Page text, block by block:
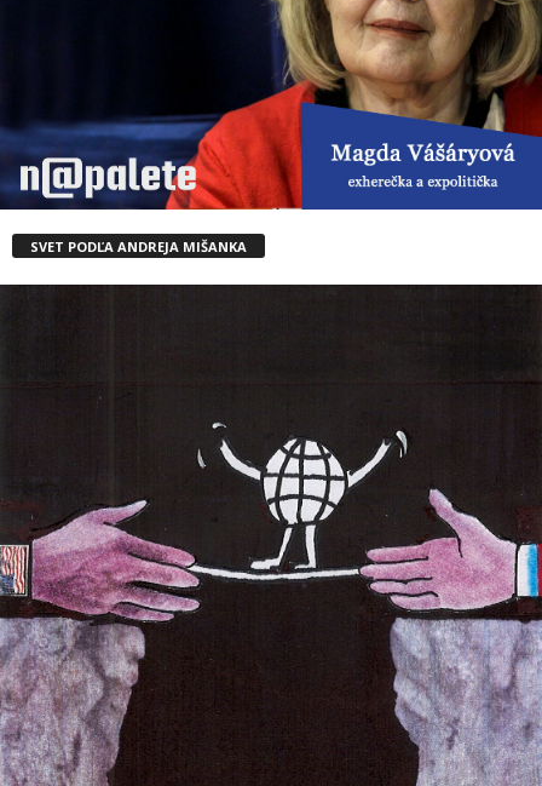
SVET PODĽA ANDREJA MIŠANKA